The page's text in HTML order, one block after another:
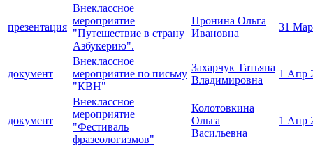
презентация
Внеклассное
мероприятие
"Путешествие в страну
Азбукерию".
Пронина Ольга
Ивановна
31
документ
Внеклассное
мероприятие по письму
"КВН"
Захарчук Татьяна
Владимировна
1 Апр
документ
Внеклассное
мероприятие
"Фестиваль
фразеологизмов"
Колотовкина
Ольга
Васильевна
1 Апр